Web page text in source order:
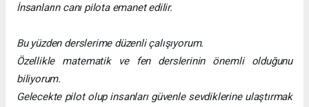
İnsanların canı pilota emanet edilir.
Bu yüzden derslerime düzenli çalışıyorum.
Özellikle matematik ve fen derslerinin önemli olduğunu
biliyorum.
Gelecekte pilot olup insanları güvenle sevdiklerine ulaştırmak